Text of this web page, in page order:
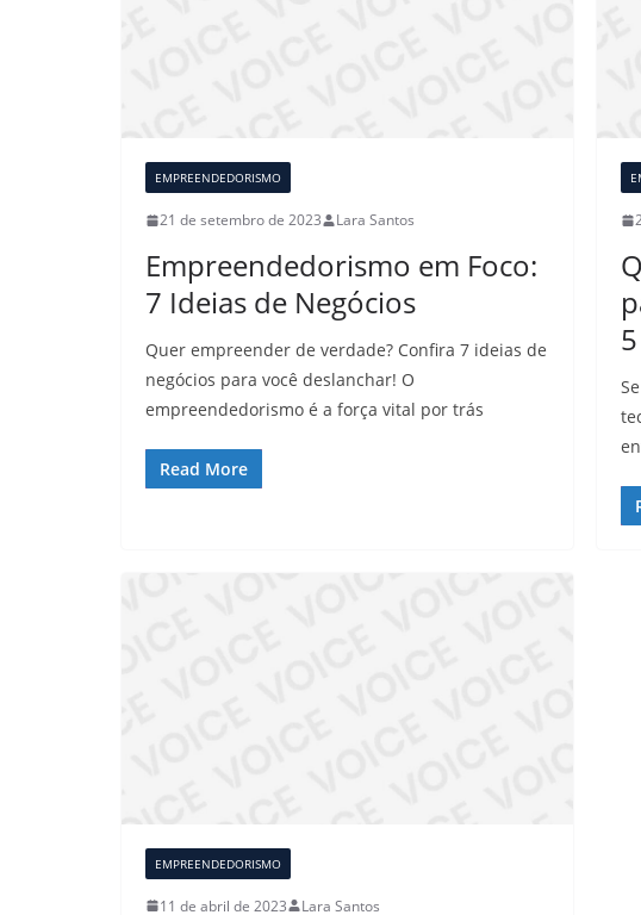
EMPREENDEDORISMO
21 de setembro de 2023 Lara Santos
Empreendedorismo em Foco:
7 Ideias de Negócios
Quer empreender de verdade? Confira 7 ideias de
negócios para você deslanchar! O
empreendedorismo é a força vital por trás
Read More
EMPREENDEDORISMO
11 de abril de 2023 Lara Santos